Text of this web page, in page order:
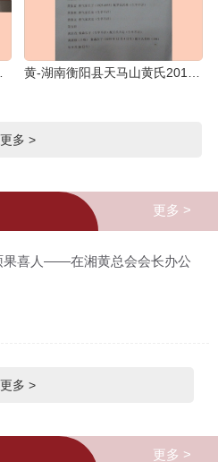
始祖策学公位下 黄-湖南衡阳县天马山黄氏2016版《天马山黄台源分支系谱》：简谱1册
更多 >
更多 >
喜人——在湘黄总会会长办公
更多 >
更多 >